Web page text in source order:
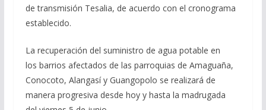
de transmisión Tesalia, de acuerdo con el cronograma
establecido.
La recuperación del suministro de agua potable en
los barrios afectados de las parroquias de Amaguaña,
Conocoto, Alangasí y Guangopolo se realizará de
manera progresiva desde hoy y hasta la madrugada